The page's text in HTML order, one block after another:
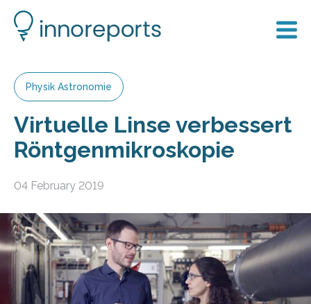
Physik Astronomie
Virtuelle Linse verbessert
Röntgenmikroskopie
04 February 2019